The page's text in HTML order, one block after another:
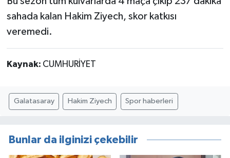
sahada kalan Hakim Ziyech, skor katkısı
veremedi.
Kaynak: CUMHURİYET
Galatasaray Hakim Ziyech Spor haberleri
Bunlar da ilginizi çekebilir